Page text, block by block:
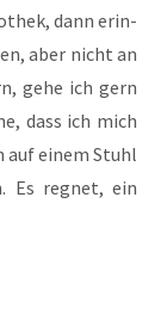
dann erin­
aber nicht an
gehe ich gern
dass ich mich
auf einem Stuhl
Es reg­net, ein